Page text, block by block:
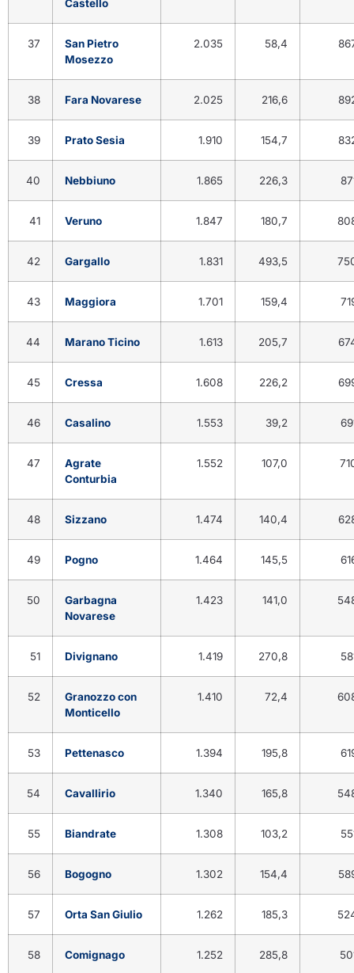
Castello
37
San Pietro
Mosezzo
2.035 58,4
38 Fara Novarese 2.025 216,6
39 Prato Sesia 1.910 154,7
40 Nebbiuno 1.865 226,3
41 Veruno 1.847 180,7
42 Gargallo 1.831 493,5
43 Maggiora 1.701 159,4
44 Marano Ticino 1.613 205,7
45 Cressa 1.608 226,2
46 Casalino 1.553 39,2
47
Agrate
Conturbia
1.552 107,0
48 Sizzano 1.474 140,4
49 Pogno 1.464 145,5
50
Garbagna
Novarese
1.423 141,0
51 Divignano 1.419 270,8
52
Granozzo con
Monticello
1.410 72,4
53 Pettenasco 1.394 195,8
54 Cavallirio 1.340 165,8
55 Biandrate 1.308 103,2
56 Bogogno 1.302 154,4
57 Orta San Giulio 1.262 185,3
58 Comignago 1.252 285,8